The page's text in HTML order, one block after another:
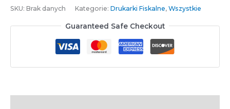
SKU: Brak danych Kategorie: Drukarki Fiskalne, Wszystkie
Guaranteed Safe Checkout